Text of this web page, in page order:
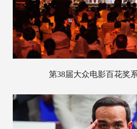
第38届大众电影百花奖